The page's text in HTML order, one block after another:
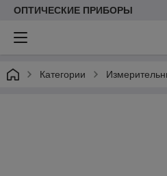
ОПТИЧЕСКИЕ ПРИБОРЫ
Категории